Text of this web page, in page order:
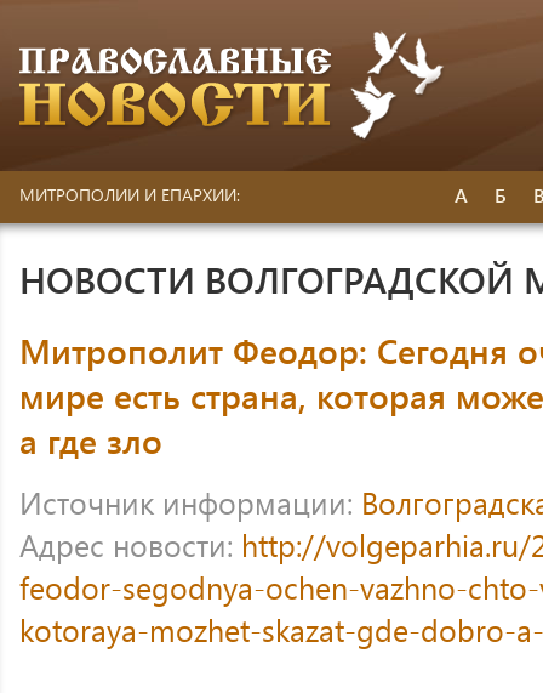
МИТРОПОЛИИ И ЕПАРХИИ: А Б
НОВОСТИ
Митрополит Феодор: Сегодня
мире есть страна, которая
а где зло
Источник информации:
Адрес новости: http://
feodor-segodnya-ochen-vazhno-
kotoraya-mozhet-skazat-gde-dobro-